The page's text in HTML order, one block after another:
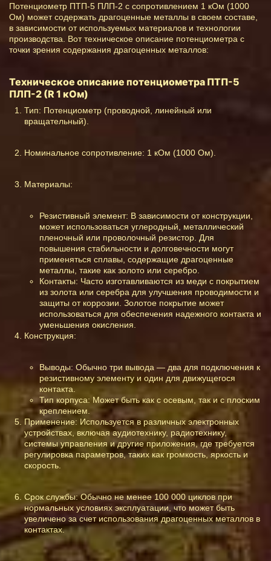
Потенциометр ПТП-5 ПЛП-2 с сопротивлением 1 кОм (1000
Ом) может содержать драгоценные металлы в своем составе,
в зависимости от используемых материалов и технологии
производства. Вот техническое описание потенциометра с
точки зрения содержания драгоценных металлов:
Техническое описание потенциометра ПТП-5
ПЛП-2 (R 1 кОм)
Тип: Потенциометр (проводной, линейный или
вращательный).
Номинальное сопротивление: 1 кОм (1000 Ом).
Материалы:
Резистивный элемент: В зависимости от конструкции,
может использоваться углеродный, металлический
пленочный или проволочный резистор. Для
повышения стабильности и долговечности могут
применяться сплавы, содержащие драгоценные
металлы, такие как золото или серебро.
Контакты: Часто изготавливаются из меди с покрытием
из золота или серебра для улучшения проводимости и
защиты от коррозии. Золотое покрытие может
использоваться для обеспечения надежного контакта и
уменьшения окисления.
Конструкция:
Выводы: Обычно три вывода — два для подключения к
резистивному элементу и один для движущегося
контакта.
Тип корпуса: Может быть как с осевым, так и с плоским
креплением.
Применение: Используется в различных электронных
устройствах, включая аудиотехнику, радиотехнику,
системы управления и другие приложения, где требуется
регулировка параметров, таких как громкость, яркость и
скорость.
Срок службы: Обычно не менее 100 000 циклов при
нормальных условиях эксплуатации, что может быть
увеличено за счет использования драгоценных металлов в
контактах.